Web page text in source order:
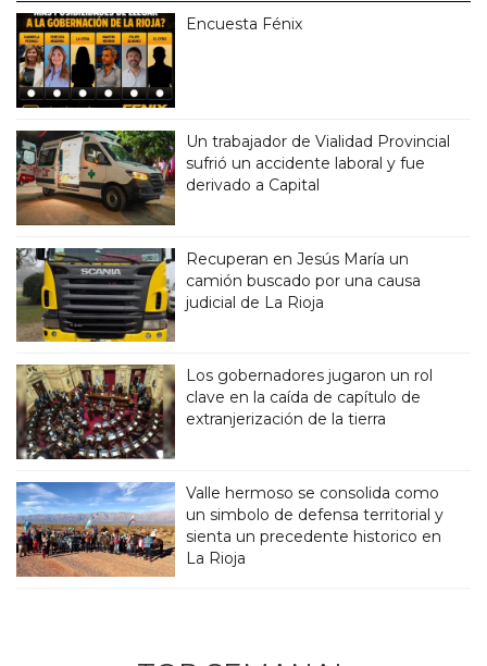
Encuesta Fénix
Un trabajador de Vialidad Provincial
sufrió un accidente laboral y fue
derivado a Capital
Recuperan en Jesús María un
camión buscado por una causa
judicial de La Rioja
Los gobernadores jugaron un rol
clave en la caída de capítulo de
extranjerización de la tierra
Valle hermoso se consolida como
un simbolo de defensa territorial y
sienta un precedente historico en
La Rioja